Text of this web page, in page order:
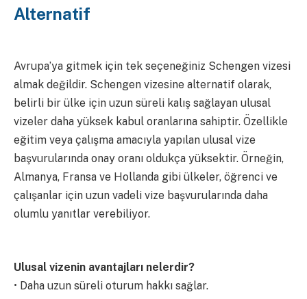
Alternatif
Avrupa’ya gitmek için tek seçeneğiniz Schengen vizesi
almak değildir. Schengen vizesine alternatif olarak,
belirli bir ülke için uzun süreli kalış sağlayan ulusal
vizeler daha yüksek kabul oranlarına sahiptir. Özellikle
eğitim veya çalışma amacıyla yapılan ulusal vize
başvurularında onay oranı oldukça yüksektir. Örneğin,
Almanya, Fransa ve Hollanda gibi ülkeler, öğrenci ve
çalışanlar için uzun vadeli vize başvurularında daha
olumlu yanıtlar verebiliyor.
Ulusal vizenin avantajları nelerdir?
• Daha uzun süreli oturum hakkı sağlar.